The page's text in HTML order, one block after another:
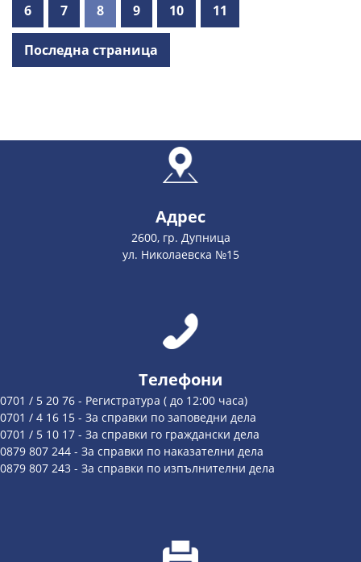
6 7 8 9 10 11
Последна страница
Адрес
2600, гр. Дупница
ул. Николаевска №15
Телефони
0701 / 5 20 76 - Регистратура ( до 12:00 часа)
0701 / 4 16 15 - За справки по заповедни дела
0701 / 5 10 17 - За справки го граждански дела
0879 807 244 - За справки по наказателни дела
0879 807 243 - За справки по изпълнителни дела